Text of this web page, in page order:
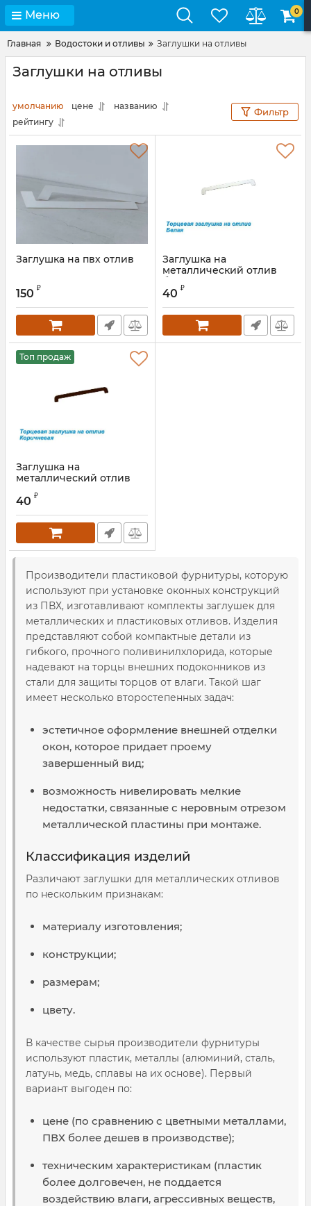
Меню 0
Главная Водостоки и отливы Заглушки на отливы
Заглушки на отливы
умолчанию цене
названию
рейтингу
Фильтр
Заглушка на пвх отлив
150 ₽
Заглушка на
металлический отлив
белая 360 мм
40 ₽
Топ продаж
Заглушка на
металлический отлив
40 ₽
Производители пластиковой фурнитуры, которую
используют при установке оконных конструкций
из ПВХ, изготавливают комплекты заглушек для
металлических и пластиковых отливов. Изделия
представляют собой компактные детали из
гибкого, прочного поливинилхлорида, которые
надевают на торцы внешних подоконников из
стали для защиты торцов от влаги. Такой шаг
имеет несколько второстепенных задач:
эстетичное оформление внешней отделки
окон, которое придает проему
завершенный вид;
возможность нивелировать мелкие
недостатки, связанные с неровным отрезом
металлической пластины при монтаже.
Классификация изделий
Различают заглушки для металлических отливов
по нескольким признакам:
материалу изготовления;
конструкции;
размерам;
цвету.
В качестве сырья производители фурнитуры
используют пластик, металлы (алюминий, сталь,
латунь, медь, сплавы на их основе). Первый
вариант выгоден по:
цене (по сравнению с цветными металлами,
ПВХ более дешев в производстве);
техническим характеристикам (пластик
более долговечен, не поддается
воздействию влаги, агрессивных веществ,